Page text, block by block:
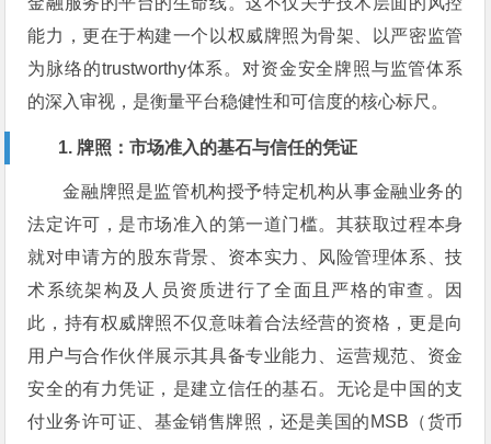
能力，更在于构建一个以权威牌照为骨架、以严密监管
为脉络的trustworthy体系。对资金安全牌照与监管体系
的深入审视，是衡量平台稳健性和可信度的核心标尺。
1. 牌照：市场准入的基石与信任的凭证
金融牌照是监管机构授予特定机构从事金融业务的
法定许可，是市场准入的第一道门槛。其获取过程本身
就对申请方的股东背景、资本实力、风险管理体系、技
术系统架构及人员资质进行了全面且严格的审查。因
此，持有权威牌照不仅意味着合法经营的资格，更是向
用户与合作伙伴展示其具备专业能力、运营规范、资金
安全的有力凭证，是建立信任的基石。无论是中国的支
付业务许可证、基金销售牌照，还是美国的MSB（货币